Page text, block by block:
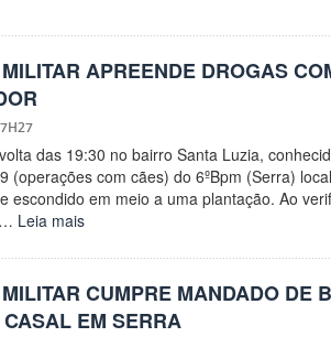
APREENDE DROGAS
das 19:30 no bairro Santa Luzia,
(operações com cães) do 6ºBpm (Serra)
escondido em meio a uma plantação. Ao
Leia mais
CUMPRE MANDADO DE
EM SERRA